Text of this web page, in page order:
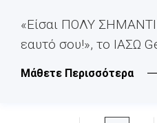
«Είσαι ΠΟΛΥ
εαυτό σου!», το ΙΑΣΩ
Μάθετε Περισσότερα